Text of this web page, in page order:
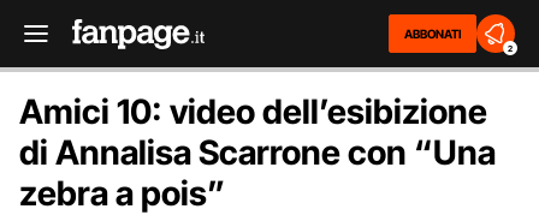
ABBONATI
2
Amici 10: video dell’esibizione
di Annalisa Scarrone con “Una
zebra a pois”